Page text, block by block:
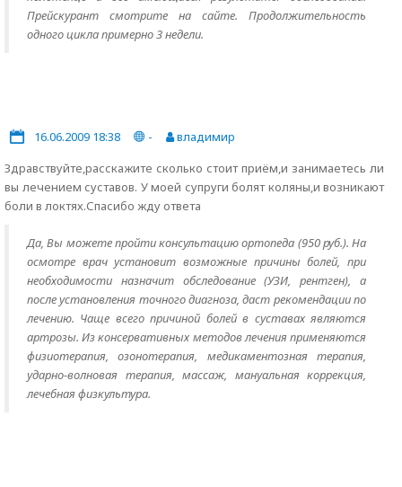
Прейскурант смотрите на сайте. Продолжительность
одного цикла примерно 3 недели.
16.06.2009 18:38 -
владимир
Здравствуйте,расскажите сколько стоит приём,и занимаетесь ли
вы лечением суставов. У моей супруги болят коляны,и возникают
боли в локтях.Спасибо жду ответа
Да, Вы можете пройти консультацию ортопеда (950 руб.). На
осмотре врач установит возможные причины болей, при
необходимости назначит обследование (УЗИ, рентген), а
после установления точного диагноза, даст рекомендации по
лечению. Чаще всего причиной болей в суставах являются
артрозы. Из консервативных методов лечения применяются
физиотерапия, озонотерапия, медикаментозная терапия,
ударно-волновая терапия, массаж, мануальная коррекция,
лечебная физкультура.